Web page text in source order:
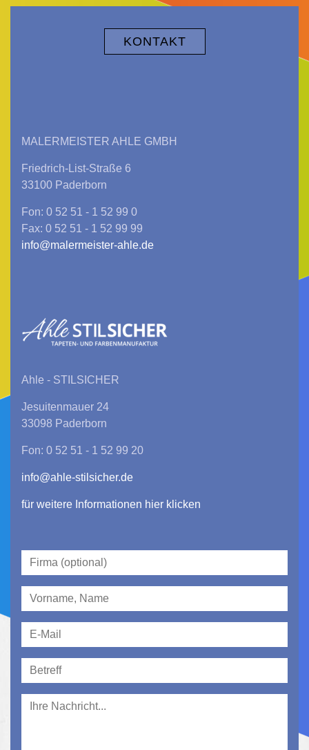
KONTAKT
MALERMEISTER AHLE GMBH
Friedrich-List-Straße 6
33100 Paderborn
Fon: 0 52 51 - 1 52 99 0
Fax: 0 52 51 - 1 52 99 99
info@malermeister-ahle.de
Ahle - STILSICHER
Jesuitenmauer 24
33098 Paderborn
Fon: 0 52 51 - 1 52 99 20
info@ahle-stilsicher.de
für weitere Informationen hier klicken